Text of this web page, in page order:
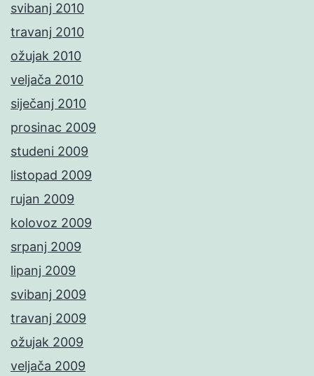
svibanj 2010
travanj 2010
ožujak 2010
veljača 2010
siječanj 2010
prosinac 2009
studeni 2009
listopad 2009
rujan 2009
kolovoz 2009
srpanj 2009
lipanj 2009
svibanj 2009
travanj 2009
ožujak 2009
veljača 2009